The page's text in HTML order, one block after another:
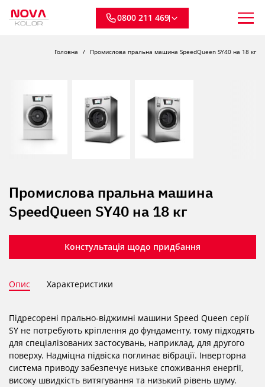
0800 211 469
Головна Промислова пральна машина SpeedQueen SY40 на 18 кг
Промислова пральна машина
SpeedQueen SY40 на 18 кг
Констультація щодо придбання
Опис Характеристики
Підресорені прально-віджимні машини Speed Queen серії
SY не потребують кріплення до фундаменту, тому підходять
для спеціалізованих застосувань, наприклад, для другого
поверху. Надміцна підвіска поглинає вібрації. Інверторна
система приводу забезпечує низьке споживання енергії,
високу швидкість витягування та низький рівень шуму.